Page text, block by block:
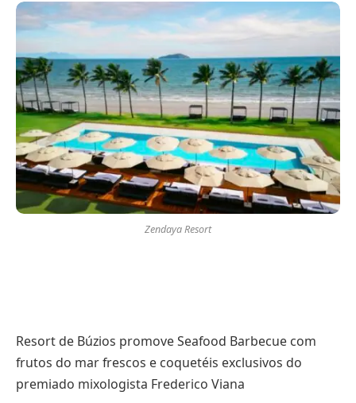
Zendaya Resort
Resort de Búzios promove Seafood Barbecue com
frutos do mar frescos e coquetéis exclusivos do
premiado mixologista Frederico Viana